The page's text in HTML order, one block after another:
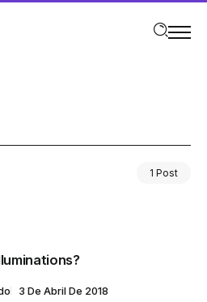
1 Post
3 De Abril De 2018